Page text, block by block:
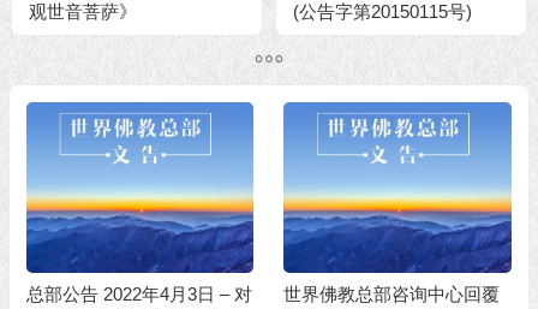
观世音菩萨》
(公告字第20150115号)
总部公告 2022年4月3日 – 对
世界佛教总部咨询中心回覆